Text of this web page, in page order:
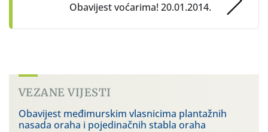
Obavijest voćarima! 20.01.2014.
VEZANE VIJESTI
Obavijest međimurskim vlasnicima plantažnih
nasada oraha i pojedinačnih stabla oraha